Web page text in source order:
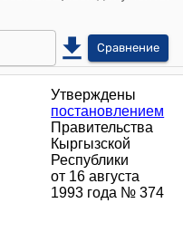
Сравнение